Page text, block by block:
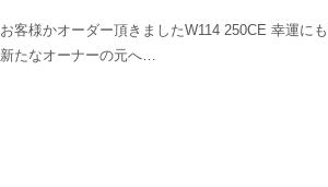
お客様かオーダー頂きましたW114 250CE 幸運に
新たなオーナーの元へ…